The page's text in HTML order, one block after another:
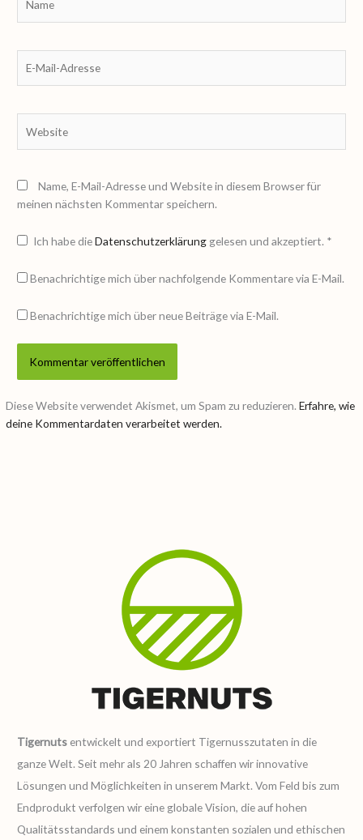
Mail-
Name, E-Mail-Adresse und Website in diesem Browser für
meinen nächsten Kommentar speichern.
Ich habe dieDatenschutzerklärung gelesen und akzeptiert. *
Benachrichtige mich über nachfolgende Kommentare via E-Mail.
Benachrichtige mich über neue Beiträge via E-Mail.
Diese Website verwendet Akismet, um Spam zu reduzieren.Erfahre, wie
deine Kommentardaten verarbeitet werden.
Tigernuts entwickelt und exportiert Tigernusszutaten in die
ganze Welt. Seit mehr als 20 Jahren schaffen wir innovative
Lösungen und Möglichkeiten in unserem Markt. Vom Feld bis zum
Endprodukt verfolgen wir eine globale Vision, die auf hohen
Qualitätsstandards und einem konstanten sozialen und ethischen